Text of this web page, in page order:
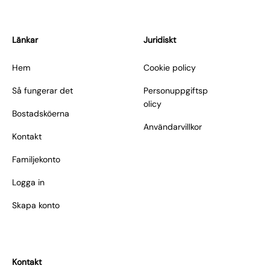
Länkar
Hem
Så fungerar det
Bostadsköerna
Kontakt
Familjekonto
Logga in
Skapa konto
Juridiskt
Cookie policy
Personuppgiftsp
olicy
Användarvillkor
Kontakt